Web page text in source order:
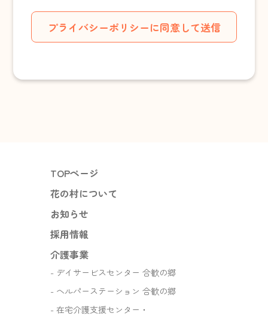
TOPページ
花の村について
お知らせ
採用情報
介護事業
デイサービスセンター 合歓の郷
ヘルパーステーション 合歓の郷
在宅介護支援センター・